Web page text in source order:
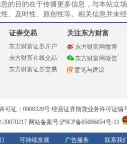
的目的在于传播更多信息，与本站立
、及时性、原创性等。相关信息并未
证券交易
东方财富证券开户
东方财富在线交易
东方财富证券交易
关注东方财富
东方财富网微博
东方财富网微信
意见与建议
可证：0908328号 经营证券期货业务许可证编
20070217 网站备案号:沪ICP备05006054号-11
可持续发展 广告服务 联系我